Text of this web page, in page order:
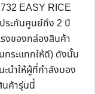
EASY RICE
ระกันศูนย์ถึง 2 ปี
งของกล่องสินค้า
ระแทกให้ดี) ดังนั้น
ะนำให้ผู้ที่กำลังมอง
ค้ารุ่นนี้